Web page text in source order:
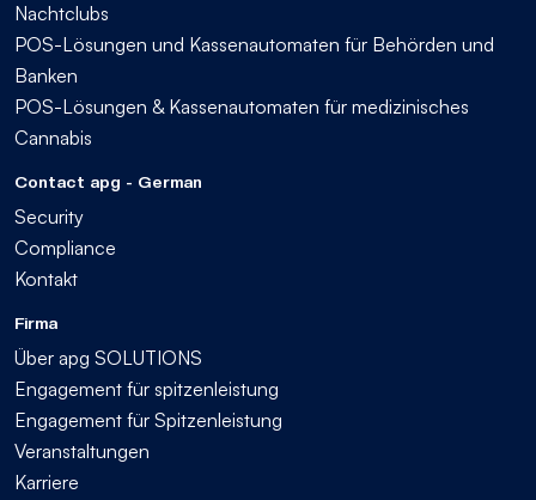
Nachtclubs
POS-Lösungen und Kassenautomaten für Behörden und
Banken
POS-Lösungen & Kassenautomaten für medizinisches
Cannabis
Contact apg - German
Security
Compliance
Kontakt
Firma
Über apg SOLUTIONS
Engagement für spitzenleistung
Engagement für Spitzenleistung
Veranstaltungen
Karriere